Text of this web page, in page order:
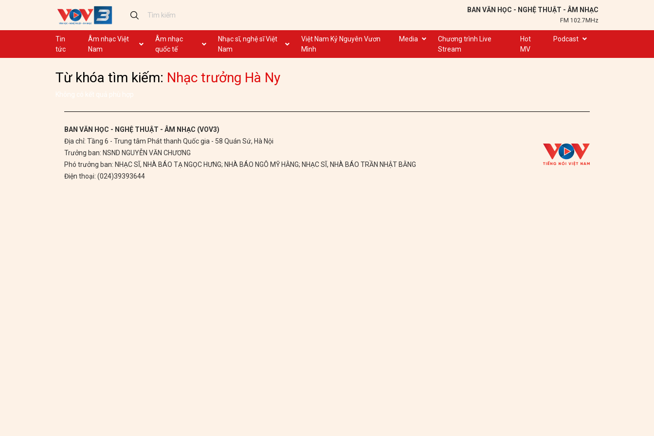
BAN VĂN HỌC - NGHỆ THUẬT - ÂM NHẠC
FM 102.7MHz
Tin
tức
Âm nhạc Việt
Nam
Ca khúc
Nhạc mới
Dân ca
GHTP
Chủ tịch Hồ Chí Minh
Ca khúc thi đua ái quốc
Ca nhạc theo yêu cầu
Âm nhạc
quốc tế
Ca khúc
Không lời
Nhạc sĩ, nghệ sĩ Việt
Nam
Nghệ sĩ biểu diễn VN
Nhạc sĩ VN
Việt Nam Kỷ Nguyên Vươn
Mình
Media
Dân ca
Chương trình Live
Stream
Hot
MV
Podcast
Trạm 102,7
Đôi bạn văn chương
Hành trình sáng tạo
Từ khóa tìm kiếm: Nhạc trưởng Hà Ny
Không có kết quả phù hợp
BAN VĂN HỌC - NGHỆ THUẬT - ÂM NHẠC (VOV3)
Địa chỉ: Tầng 6 - Trung tâm Phát thanh Quốc gia - 58 Quán Sứ, Hà Nội
Trưởng ban: NSND NGUYỄN VĂN CHƯƠNG
Phó trưởng ban: NHẠC SĨ, NHÀ BÁO TẠ NGỌC HƯNG; NHÀ BÁO NGÔ MỸ HẰNG; NHẠC SĨ, NHÀ BÁO TRẦN NHẬT BẰNG
Điện thoại: (024)39393644